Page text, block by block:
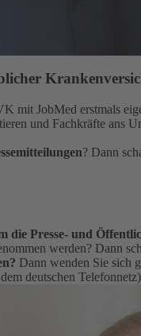
mit JobMed erstmals
und Fachkräfte ans
? Dann
die Presse- und
werden? Dann
Dann wenden Sie sich
deutschen